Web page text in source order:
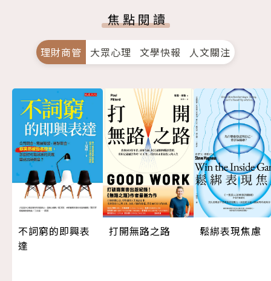
焦點閱讀
理財商管 大眾心理 文學快報 人文關注
不詞窮的即興表
達
打開無路之路 鬆綁表現焦慮